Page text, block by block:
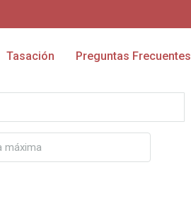
Tasación Preguntas Frecuentes